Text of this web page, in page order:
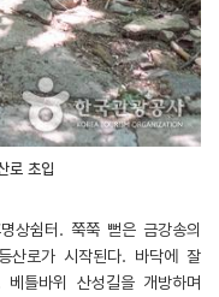
로 초입
상쉼터. 쭉쭉 뻗은 금강송의
산로가 시작된다. 바닥에 잘
틀바위 산성길을 개방하며